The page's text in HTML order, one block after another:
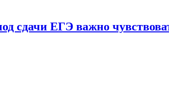
сдачи ЕГЭ важно